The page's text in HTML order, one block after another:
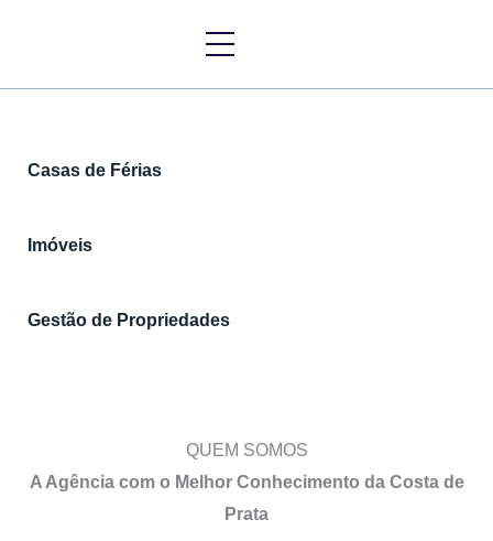
Casas de Férias
Imóveis
Gestão de Propriedades
QUEM SOMOS
A Agência com o Melhor Conhecimento da Costa de
Prata